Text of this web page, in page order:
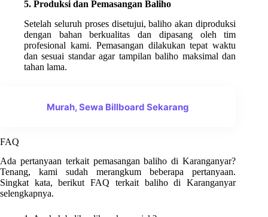
5. Produksi dan Pemasangan Baliho
Setelah seluruh proses disetujui, baliho akan diproduksi
dengan bahan berkualitas dan dipasang oleh tim
profesional kami. Pemasangan dilakukan tepat waktu
dan sesuai standar agar tampilan baliho maksimal dan
tahan lama.
Murah, Sewa Billboard Sekarang
FAQ
Ada pertanyaan terkait pemasangan baliho di Karanganyar?
Tenang, kami sudah merangkum beberapa pertanyaan.
Singkat kata, berikut FAQ terkait baliho di Karanganyar
selengkapnya.